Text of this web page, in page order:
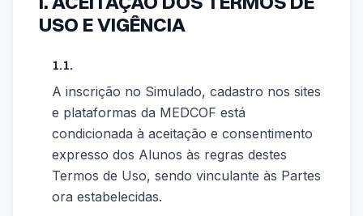
USO E VIGÊNCIA
1.1.
A inscrição no Simulado, cadastro nos sites
e plataformas da MEDCOF está
condicionada à aceitação e consentimento
expresso dos Alunos às regras destes
Termos de Uso, sendo vinculante às Partes
ora estabelecidas.